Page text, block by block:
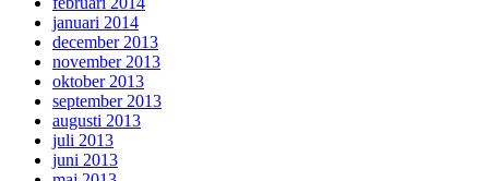
januari 2014
december 2013
november 2013
oktober 2013
september 2013
augusti 2013
juli 2013
juni 2013